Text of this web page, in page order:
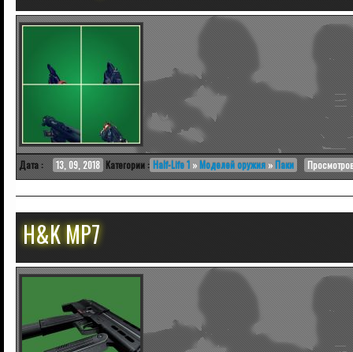
Дата : 13, 09, 2018 Категории : Half-Life 1 »Моделей оружия »Паки
H&K MP7